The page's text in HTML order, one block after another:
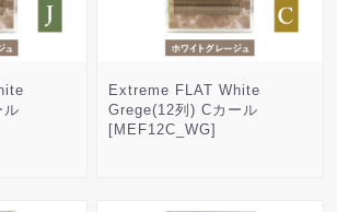
ル
Extreme FLAT White
Grege(12列) Cカール
[MEF12C_WG]